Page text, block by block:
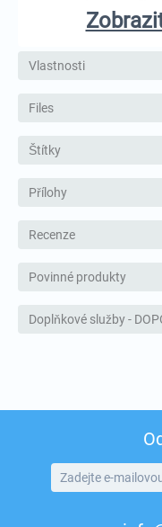
Vlastnosti
Files
Štítky
Přílohy
Recenze
Povinné produkty
Doplňkové služby -